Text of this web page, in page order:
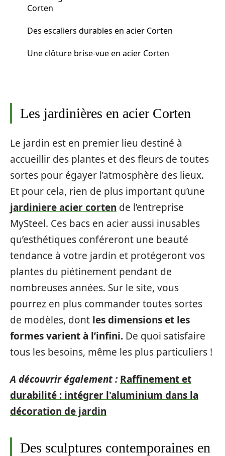
Corten
Des escaliers durables en acier Corten
Une clôture brise-vue en acier Corten
Les jardinières en acier Corten
Le jardin est en premier lieu destiné à
accueillir des plantes et des fleurs de toutes
sortes pour égayer l’atmosphère des lieux.
Et pour cela, rien de plus important qu’une
jardiniere acier corten de l’entreprise
MySteel. Ces bacs en acier aussi inusables
qu’esthétiques conféreront une beauté
tendance à votre jardin et protégeront vos
plantes du piétinement pendant de
nombreuses années. Sur le site, vous
pourrez en plus commander toutes sortes
de modèles, dont les dimensions et les
formes varient à l’infini. De quoi satisfaire
tous les besoins, même les plus particuliers !
A découvrir également : Raffinement et
durabilité : intégrer l'aluminium dans la
décoration de jardin
Des sculptures contemporaines en